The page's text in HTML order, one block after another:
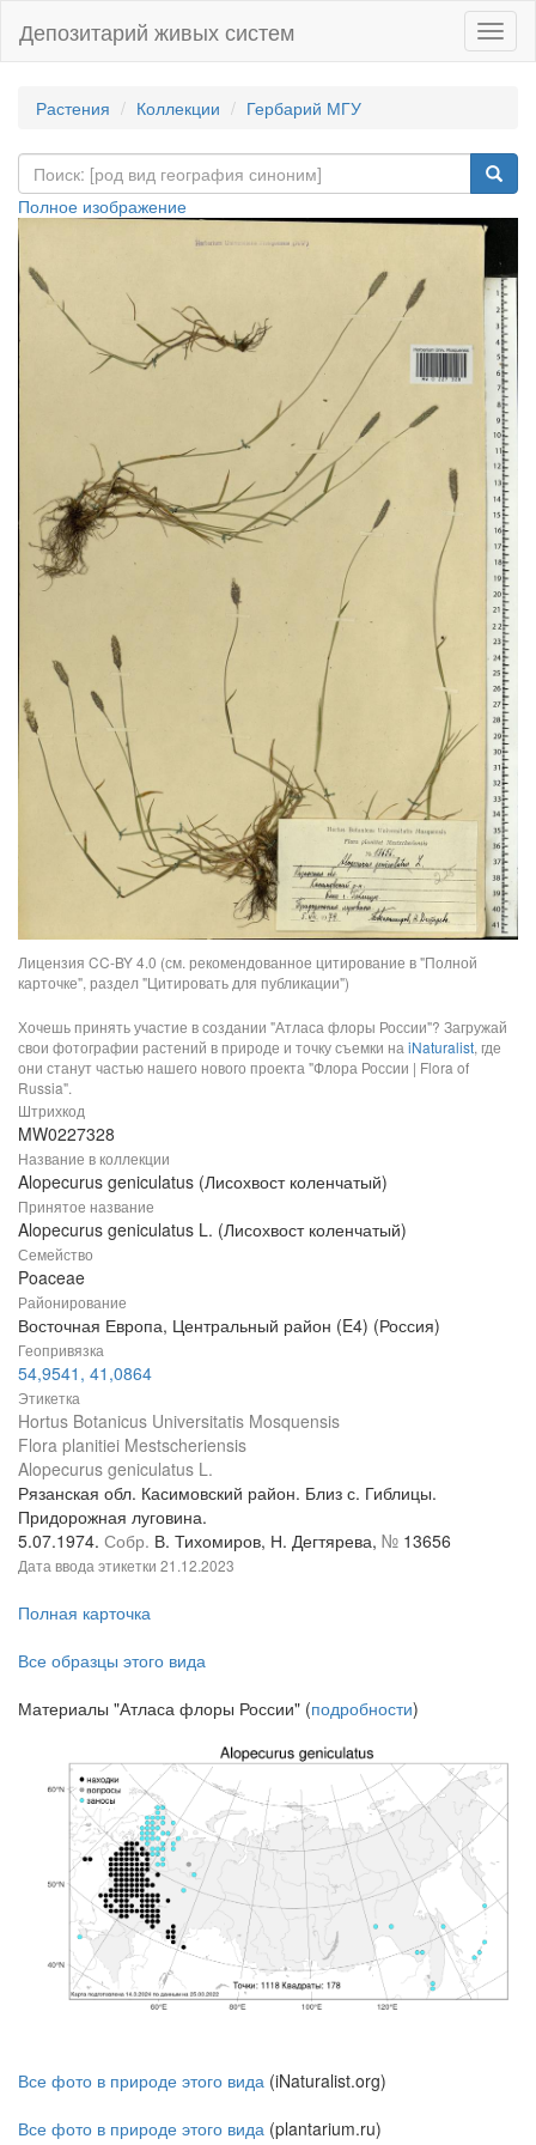
Депозитарий живых систем
Растения Коллекции Гербарий МГУ
Полное изображение
Лицензия CC-BY 4.0 (см. рекомендованное цитирование в "Полной
карточке", раздел "Цитировать для публикации")
Хочешь принять участие в создании "Атласа флоры России"? Загружай
свои фотографии растений в природе и точку съемки на iNaturalist, где
они станут частью нашего нового проекта "Флора России | Flora of
Russia".
Штрихкод
MW0227328
Название в коллекции
Alopecurus geniculatus (Лисохвост коленчатый)
Принятое название
Alopecurus geniculatus L. (Лисохвост коленчатый)
Семейство
Poaceae
Районирование
Восточная Европа, Центральный район (E4) (Россия)
Геопривязка
54,9541, 41,0864
Этикетка
Hortus Botanicus Universitatis Mosquensis
Flora planitiei Mestscheriensis
Alopecurus geniculatus L.
Рязанская обл. Касимовский район. Близ с. Гиблицы.
Придорожная луговина.
5.07.1974. Собр. В. Тихомиров, Н. Дегтярева, № 13656
Дата ввода этикетки 21.12.2023
Полная карточка
Все образцы этого вида
Материалы "Атласа флоры России" (подробности)
Все фото в природе этого вида (iNaturalist.org)
Все фото в природе этого вида (plantarium.ru)